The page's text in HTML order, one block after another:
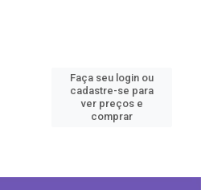
Faça seu login ou
cadastre-se para
ver preços e
comprar